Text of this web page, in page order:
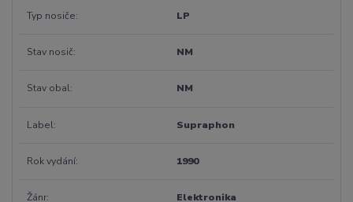
Typ nosiče LP
Stav nosič NM
Stav obal NM
Label Supraphon
Rok vydání 1990
Žánr Elektronika